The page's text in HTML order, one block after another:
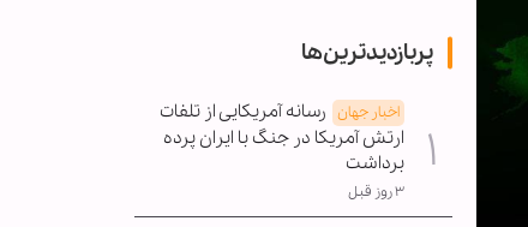
پربازدیدترین‌ها
اخبار جهان رسانه آمریکایی از تلفات
ارتش آمریکا در جنگ با ایران پرده
برداشت
۳ روز قبل